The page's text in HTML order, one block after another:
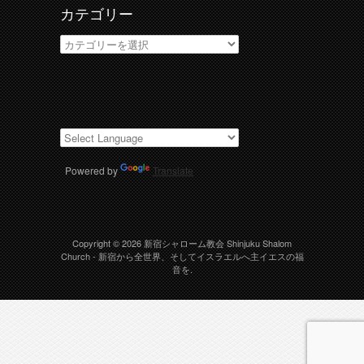
カテゴリー
カ
テ
ゴ
リ
ー
Powered by Translate
Copyright © 2026新宿シャローム教会 Shinjuku Shalom
Church- 新宿から全世界、そしてイスラエルへ主イエスの福
音を.